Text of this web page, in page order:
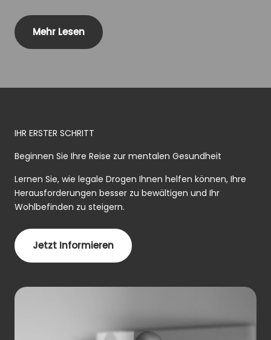
Mehr Lesen
IHR ERSTER SCHRITT
Beginnen Sie Ihre Reise zur mentalen Gesundheit
Lernen Sie, wie legale Drogen Ihnen helfen können, Ihre
Herausforderungen besser zu bewältigen und Ihr
Wohlbefinden zu steigern.
Jetzt Informieren